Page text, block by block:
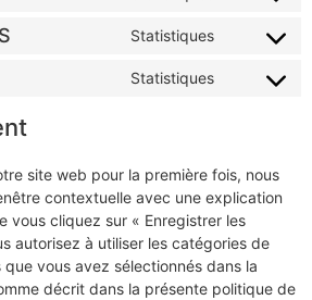
Statistiques
Statistiques
site web pour la première fois, nous
contextuelle avec une explication
vous cliquez sur « Enregistrer les
autorisez à utiliser les catégories de
que vous avez sélectionnés dans la
décrit dans la présente politique de